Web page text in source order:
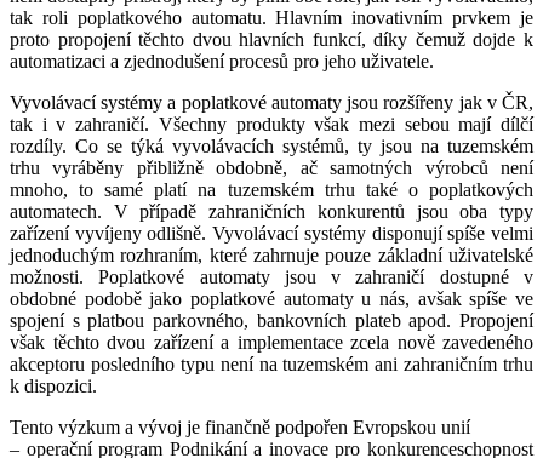
tak roli poplatkového automatu. Hlavním inovativním prvkem je
proto propojení těchto dvou hlavních funkcí, díky čemuž dojde k
automatizaci a zjednodušení procesů pro jeho uživatele.
Vyvolávací systémy a poplatkové automaty jsou rozšířeny jak v ČR,
tak i v zahraničí. Všechny produkty však mezi sebou mají dílčí
rozdíly. Co se týká vyvolávacích systémů, ty jsou na tuzemském
trhu vyráběny přibližně obdobně, ač samotných výrobců není
mnoho, to samé platí na tuzemském trhu také o poplatkových
automatech. V případě zahraničních konkurentů jsou oba typy
zařízení vyvíjeny odlišně. Vyvolávací systémy disponují spíše velmi
jednoduchým rozhraním, které zahrnuje pouze základní uživatelské
možnosti. Poplatkové automaty jsou v zahraničí dostupné v
obdobné podobě jako poplatkové automaty u nás, avšak spíše ve
spojení s platbou parkovného, bankovních plateb apod. Propojení
však těchto dvou zařízení a implementace zcela nově zavedeného
akceptoru posledního typu není na tuzemském ani zahraničním trhu
k dispozici.
Tento výzkum a vývoj je finančně podpořen Evropskou unií
– operační program Podnikání a inovace pro konkurenceschopnost